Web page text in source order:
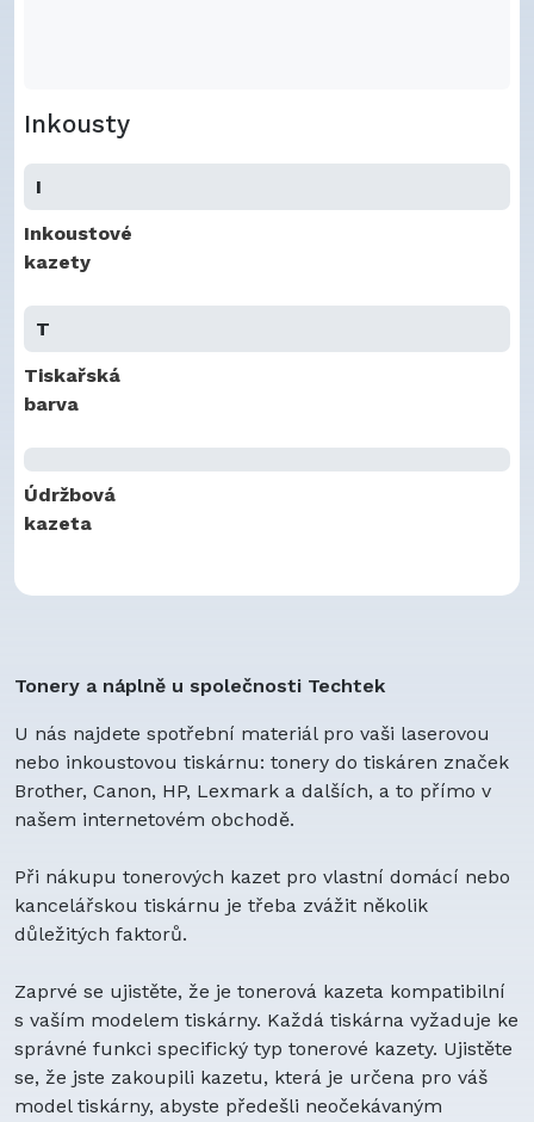
Inkousty
I
Inkoustové
kazety
T
Tiskařská
barva
Údržbová
kazeta
Tonery a náplně u společnosti Techtek
U nás najdete spotřební materiál pro vaši laserovou
nebo inkoustovou tiskárnu: tonery do tiskáren značek
Brother, Canon, HP, Lexmark a dalších, a to přímo v
našem internetovém obchodě.
Při nákupu tonerových kazet pro vlastní domácí nebo
kancelářskou tiskárnu je třeba zvážit několik
důležitých faktorů.
Zaprvé se ujistěte, že je tonerová kazeta kompatibilní
s vaším modelem tiskárny. Každá tiskárna vyžaduje ke
správné funkci specifický typ tonerové kazety. Ujistěte
se, že jste zakoupili kazetu, která je určena pro váš
model tiskárny, abyste předešli neočekávaným